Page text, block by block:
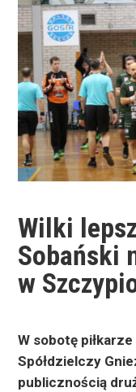
Wilki
Sobański
w
W sobotę
Spółdzielczy
publicznością